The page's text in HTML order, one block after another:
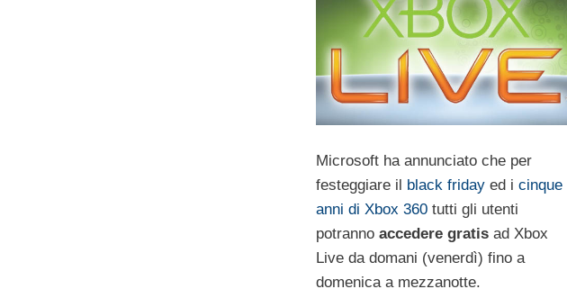
Microsoft ha annunciato che per
festeggiare il black fridayed i cinque
anni di Xbox 360tutti gli utenti
potranno accedere gratisad Xbox
Live da domani (venerdì) fino a
domenica a mezzanotte.